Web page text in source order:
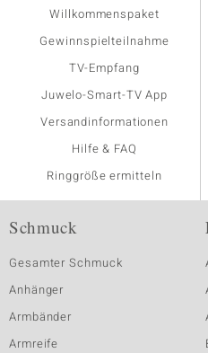
Willkommenspaket
Gewinnspielteilnahme
TV-Empfang
Juwelo-Smart-TV App
Versandinformationen
Hilfe & FAQ
Ringgröße ermitteln
Schmuck
Gesamter Schmuck
Anhänger
Armbänder
Armreife